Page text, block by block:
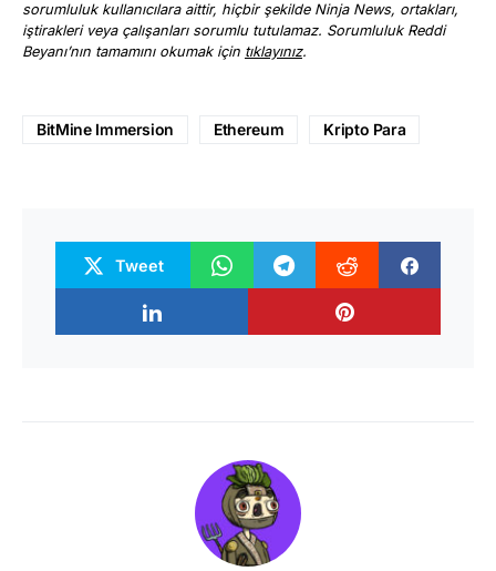
sorumluluk kullanıcılara aittir, hiçbir şekilde Ninja News, ortakları,
iştirakleri veya çalışanları sorumlu tutulamaz. Sorumluluk Reddi
Beyanı’nın tamamını okumak için tıklayınız.
BitMine Immersion Ethereum Kripto Para
Tweet